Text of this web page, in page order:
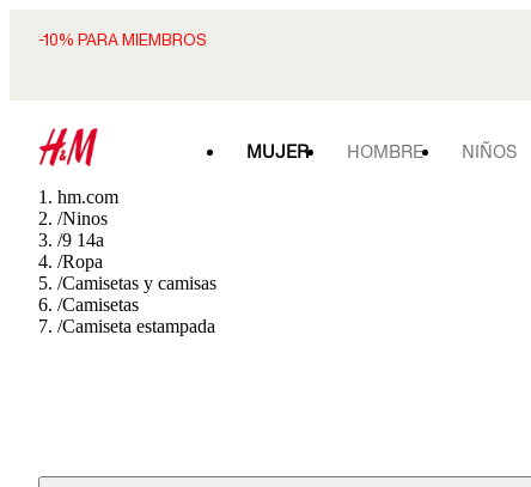
-10% PARA MIEMBROS
MUJER HOMBRE NIÑOS
hm.com
/Ninos
/9 14a
/Ropa
/Camisetas y camisas
/Camisetas
/Camiseta estampada